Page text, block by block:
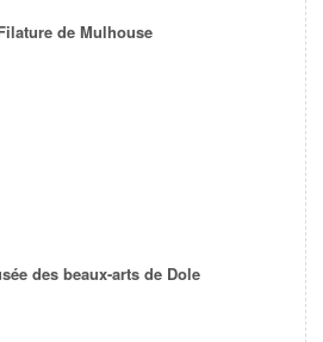
de Mulhouse
des beaux-arts de Dole